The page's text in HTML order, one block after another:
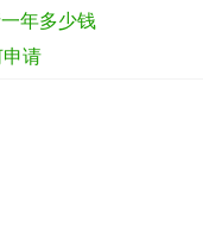
年多少钱
请